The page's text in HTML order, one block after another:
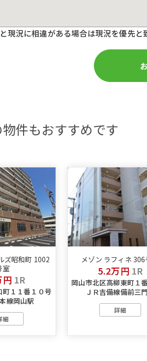
現況に相違がある場合は現況を優先と
件もおすすめです
ズ昭和町 1002
室
円 1R
町１１番１０号
線岡山駅
細
メゾン ラフィネ
5.2万円 1R
岡山市北区高柳東町１
ＪＲ吉備線備前三
詳細